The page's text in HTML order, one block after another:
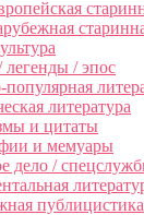
/ эпос
литература
и цитаты
и мемуары
дело /
публицистика